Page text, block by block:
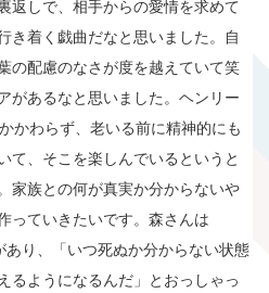
返しで、相手からの愛情を求めて
き着く戯曲だなと思いました。自
の配慮のなさが度を越えていて笑
があるなと思いました。ヘンリー
かわらず、老いる前に精神的にも
て、そこを楽しんでいるというと
家族との何が真実か分からないや
っていきたいです。森さんは
あり、「いつ死ぬか分からない状態
るようになるんだ」とおっしゃっ